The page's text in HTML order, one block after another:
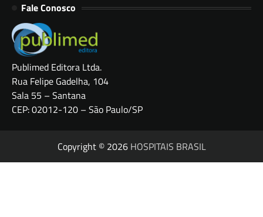
Fale Conosco
Publimed Editora Ltda.
Rua Felipe Gadelha, 104
Sala 55 – Santana
CEP: 02012-120 – São Paulo/SP
Copyright © 2026 HOSPITAIS BRASIL